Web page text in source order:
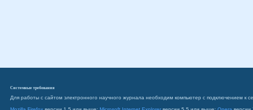
Системные требования
Для работы с сайтом электронного научного журнала необходим компьютер с подключением к